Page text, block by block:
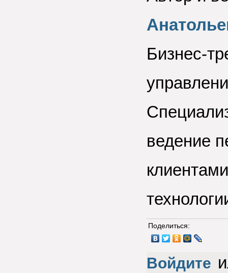
Бизнес-
ведение
Поделиться:
Войдите